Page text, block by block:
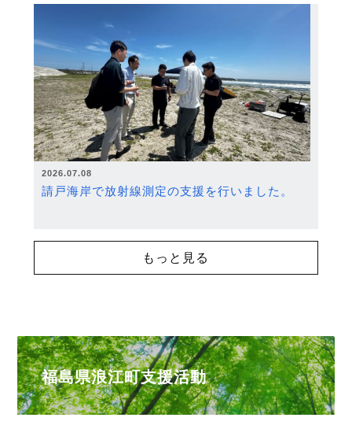
2026.07.08
請戸海岸で放射線測定の支援を行いました。
もっと見る
福島県浪江町支援活動